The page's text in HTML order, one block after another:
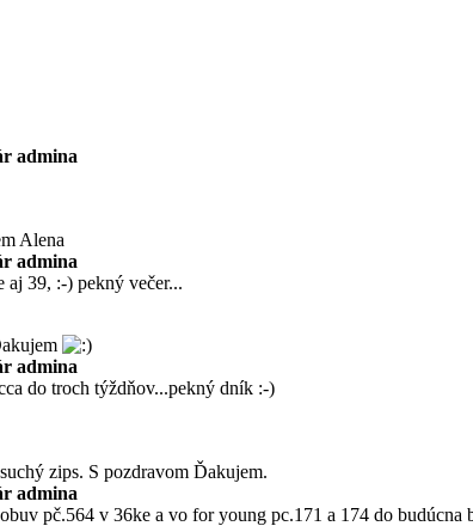
admina
Alena
admina
aj 39, :-) pekný večer...
admina
do troch týždňov...pekný dník :-)
zips. S pozdravom Ďakujem.
admina
pč.564 v 36ke a vo for young pc.171 a 174 do budúcna